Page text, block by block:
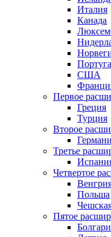
Италия
Канада
США
Первое
Греция
Турция
Второе
Третье
Четвертое
Польша
Пятое